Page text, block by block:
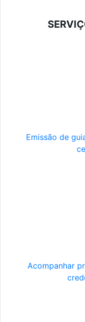
Emissão de
Acompanhar